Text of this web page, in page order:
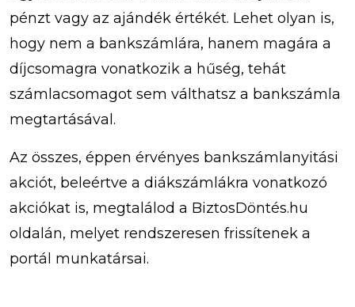
pénzt vagy az ajándék értékét. Lehet olyan is,
hogy nem a bankszámlára, hanem magára a
díjcsomagra vonatkozik a hűség, tehát
számlacsomagot sem válthatsz a bankszámla
megtartásával.
Az összes, éppen érvényes bankszámlanyitási
akciót, beleértve a diákszámlákra vonatkozó
akciókat is, megtalálod a BiztosDöntés.hu
oldalán, melyet rendszeresen frissítenek a
portál munkatársai.